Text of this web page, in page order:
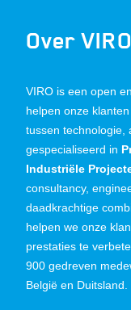
Over VIRO
VIRO is een open
helpen onze
tussen technologie,
gespecialiseerd in
Industriële
consultancy,
daadkrachtige
helpen we onze
prestaties te
900 gedreven
België en Duitsland.